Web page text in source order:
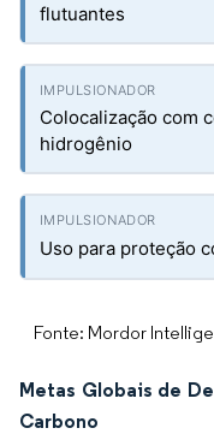
flutuantes
Colocalização com
hidrogênio
Uso para proteção
Fonte: Mordor
Metas Globais de
Carbono